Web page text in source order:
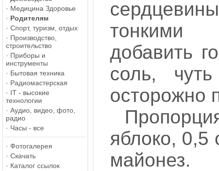
· Медицина Здоровье
· Родителям
· Спорт, туризм, отдых
· Производство,
строительство
· Приборы и
инструменты
· Бытовая техника
· Радиомастерская
· IT - высокие
технологии
· Аудио, видео, фото,
радио
· Часы - все
· Фотогалерея
· Скачать
· Каталог ссылок
добавить
соль,
осторожно
яблоко, 0,5
майонез.